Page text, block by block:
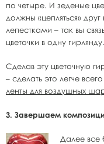
по четыре. И зеденые
должны «цепляться» друг
лепестками – так вы
цветочки в одну гирлянду.
Сделав эту цветочную
– сделать это легче
ленты для воздушных
3. Завершаем
Далее все